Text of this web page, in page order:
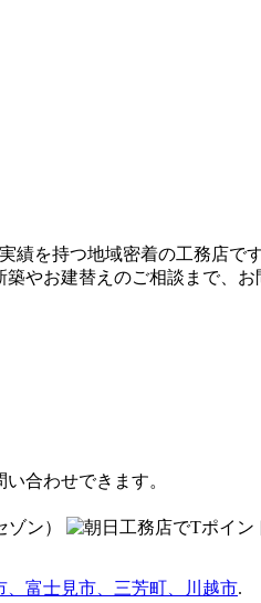
績を持つ地域密着の工務店
やお建替えのご相談まで、
合わせできます。
富士見市、三芳町、川越市.